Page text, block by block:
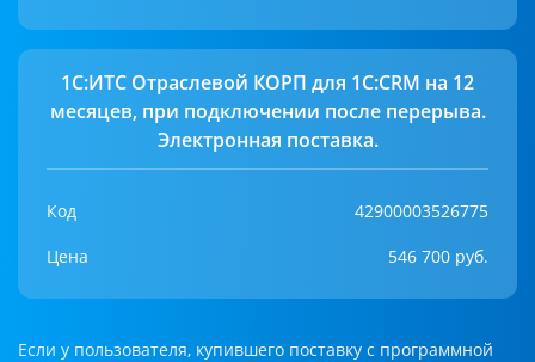
1С:ИТС Отраслевой КОРП для 1С:CRM на 12
месяцев, при подключении после перерыва.
Электронная поставка.
Код
42900003526775
Цена
546 700 руб.
Если у пользователя, купившего поставку с программной